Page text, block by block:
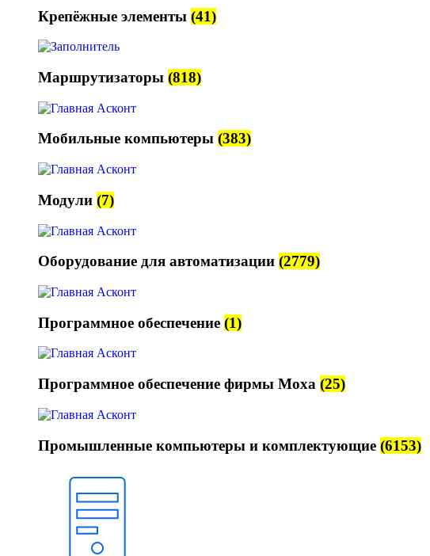
Крепёжные элементы (41)
Маршрутизаторы (818)
Мобильные компьютеры (383)
Модули (7)
Оборудование для автоматизации (2779)
Программное обеспечение (1)
Программное обеспечение фирмы Moxa (25)
Промышленные компьютеры и комплектующие (6153)